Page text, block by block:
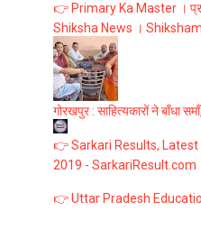
👉 Primary Ka Master ।
Shiksha News ।
गोरखपुर : साहित्यकारों ने बाँधा
👉 Sarkari Results, Latest
2019 - SarkariResult.com
👉 Uttar Pradesh